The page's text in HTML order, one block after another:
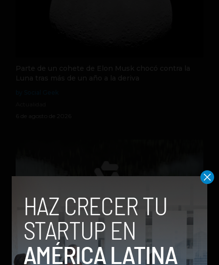
Parte de un cohete de Elon Musk chocó contra la
Luna tras más de un año a la deriva
6 de agosto de 2026
Qwen 3.8-Max, la nueva IA de Alibaba que desafía a
los modelos más poderosos